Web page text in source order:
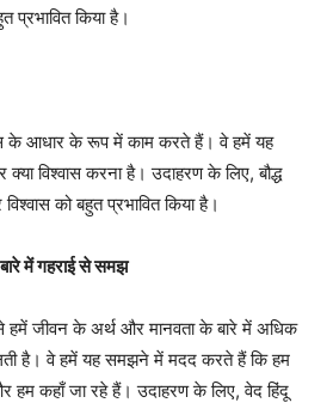
प्रभावित किया है।
के आधार के रूप में काम करते हैं। वे हमें यह
विश्वास करना है। उदाहरण के लिए, बौद्ध
को बहुत प्रभावित किया है।
में गहराई से समझ
हमें जीवन के अर्थ और मानवता के बारे में अधिक
है। वे हमें यह समझने में मदद करते हैं कि हम
कहाँ जा रहे हैं। उदाहरण के लिए, वेद हिंदू